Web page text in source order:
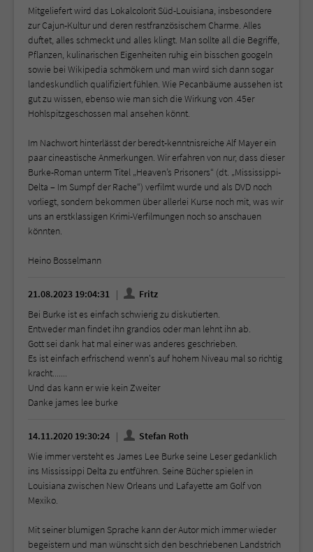
Mitgeliefert wird das Lokalcolorit Süd-Louisiana, insbesondere
zur Cajun-Kultur und deren restfranzösischem Charme. Alles
duftet, alles schmeckt und alles klingt. Man sollte all die Begriffe,
Pflanzen, kulinarischen Eigenheiten ruhig ein bisschen googeln
sowie bei Wikipedia schmökern und man wird sich dann sogar
landeskundlich qualifiziert fühlen. Wie Pecanbäume aussehen ist
gut zu wissen, ebenso wie man sich die Wirkung von .45er
Hohlspitzgeschossen mal ansehen könnt.
Im Nachwort hinterlässt der beredt-kenntnisreiche Alf Mayer ein
paar cineastische Anmerkungen. Wir erfahren von nur, dass dieser
Burke-Roman unterm Titel „Heaven’s Prisoners“ (dt. „Mississippi-
Delta – Im Sumpf der Rache“) verfilmt wurde und als DVD noch
vorliegt, sondern bekommen über allerlei Kurse noch mit, was wir
uns an erstklassigen Krimi-Verfilmungen noch so anschauen
könnten.
Heino Bosselmann
21.08.2023 19:04:31
Fritz
Bei Burke ist es einfach schwierig zu diskutierten.
Entweder man findet ihn grandios oder man lehnt ihn ab.
Gott sei dank hat mal einer was anderes geschrieben.
Es ist einfach erfrischend wenn's auf hohem Niveau mal so richtig
kracht.......
Und das kann er wie kein Zweiter
Danke james lee burke
14.11.2020 19:30:24
Stefan Roth
Wie immer versteht es James Lee Burke seine Leser gedanklich
ins Mississippi Delta zu entführen. Seine Bücher spielen in
Louisiana zwischen New Orleans und Lafayette am Golf von
Mexiko.
Mit seiner blumigen Sprache kann der Autor mich immer wieder
begeistern und man wünscht sich den beschriebenen Landstrich